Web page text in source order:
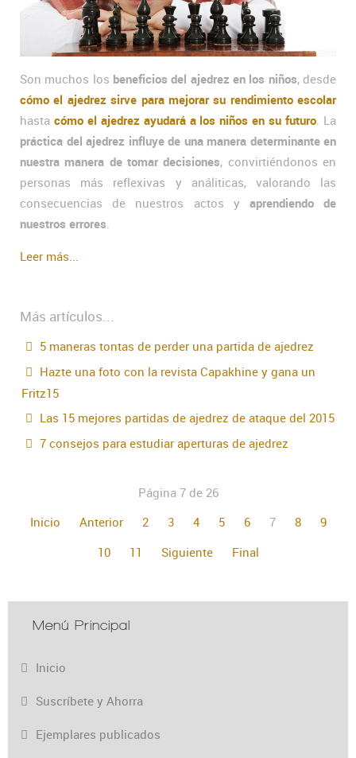
Son muchos los beneficios del ajedrez en los niños, desde
cómo el ajedrez sirve para mejorar su rendimiento escolar
hasta cómo el ajedrez ayudará a los niños en su futuro . La
práctica del ajedrez influye de una manera determinante en
nuestra manera de tomar decisiones, convirtiéndonos en
personas más reflexivas y análiticas, valorando las
consecuencias de nuestros actos y aprendiendo de
nuestros errores
Leer más...
Más artículos...
5 maneras tontas de perder una partida de ajedrez
Hazte una foto con la revista Capakhine y gana un
Fritz15
Las 15 mejores partidas de ajedrez de ataque del 2015
7 consejos para estudiar aperturas de ajedrez
Página 7 de 26
Inicio
Anterior 2 3 4 5 6 7 8
9
10
11 Siguiente Final
Menú Principal
Inicio
Suscríbete y Ahorra
Ejemplares publicados